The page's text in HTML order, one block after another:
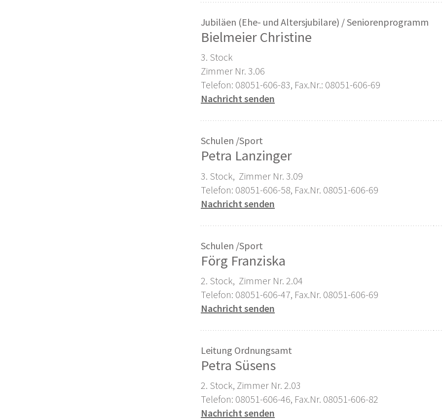
Jubiläen (Ehe- und Altersjubilare) / Seniorenprogramm
Bielmeier Christine
3. Stock
Zimmer Nr. 3.06
Telefon: 08051-606-83, Fax.Nr.: 08051-606-69
Nachricht senden
Schulen /Sport
Petra Lanzinger
3. Stock, Zimmer Nr. 3.09
Telefon: 08051-606-58, Fax.Nr. 08051-606-69
Nachricht senden
Schulen /Sport
Förg Franziska
2. Stock, Zimmer Nr. 2.04
Telefon: 08051-606-47, Fax.Nr. 08051-606-69
Nachricht senden
Leitung Ordnungsamt
Petra Süsens
2. Stock, Zimmer Nr. 2.03
Telefon: 08051-606-46, Fax.Nr. 08051-606-82
Nachricht senden